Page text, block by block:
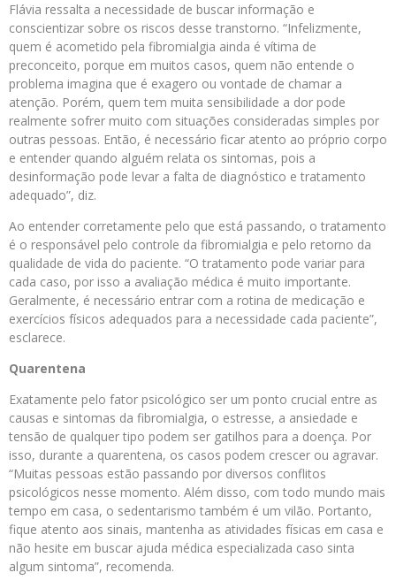
Flávia ressalta a necessidade de buscar informação e
conscientizar sobre os riscos desse transtorno. “Infelizmente,
quem é acometido pela fibromialgia ainda é vítima de
preconceito, porque em muitos casos, quem não entende o
problema imagina que é exagero ou vontade de chamar a
atenção. Porém, quem tem muita sensibilidade a dor pode
realmente sofrer muito com situações consideradas simples por
outras pessoas. Então, é necessário ficar atento ao próprio corpo
e entender quando alguém relata os sintomas, pois a
desinformação pode levar a falta de diagnóstico e tratamento
adequado”, diz.
Ao entender corretamente pelo que está passando, o tratamento
é o responsável pelo controle da fibromialgia e pelo retorno da
qualidade de vida do paciente. “O tratamento pode variar para
cada caso, por isso a avaliação médica é muito importante.
Geralmente, é necessário entrar com a rotina de medicação e
exercícios físicos adequados para a necessidade cada paciente”,
esclarece.
Quarentena
Exatamente pelo fator psicológico ser um ponto crucial entre as
causas e sintomas da fibromialgia, o estresse, a ansiedade e
tensão de qualquer tipo podem ser gatilhos para a doença. Por
isso, durante a quarentena, os casos podem crescer ou agravar.
“Muitas pessoas estão passando por diversos conflitos
psicológicos nesse momento. Além disso, com todo mundo mais
tempo em casa, o sedentarismo também é um vilão. Portanto,
fique atento aos sinais, mantenha as atividades físicas em casa e
não hesite em buscar ajuda médica especializada caso sinta
algum sintoma”, recomenda.